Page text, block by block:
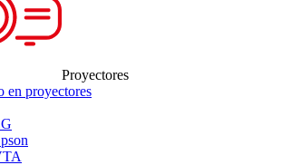
Proyectores
en proyectores